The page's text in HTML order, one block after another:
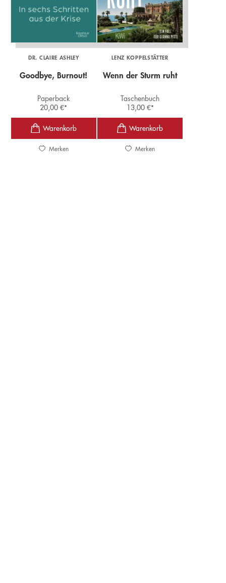
DR. CLAIRE ASHLEY
Goodbye, Burnout!
Paperback
20,00€*
Merken
LENZ KOPPELSTÄTTER
Wenn der Sturm ruht
Taschenbuch
13,00 €*
Merken